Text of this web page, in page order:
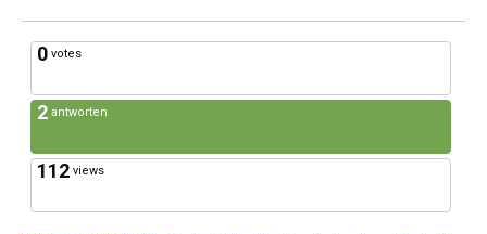
0 votes
2 antworten
112 views